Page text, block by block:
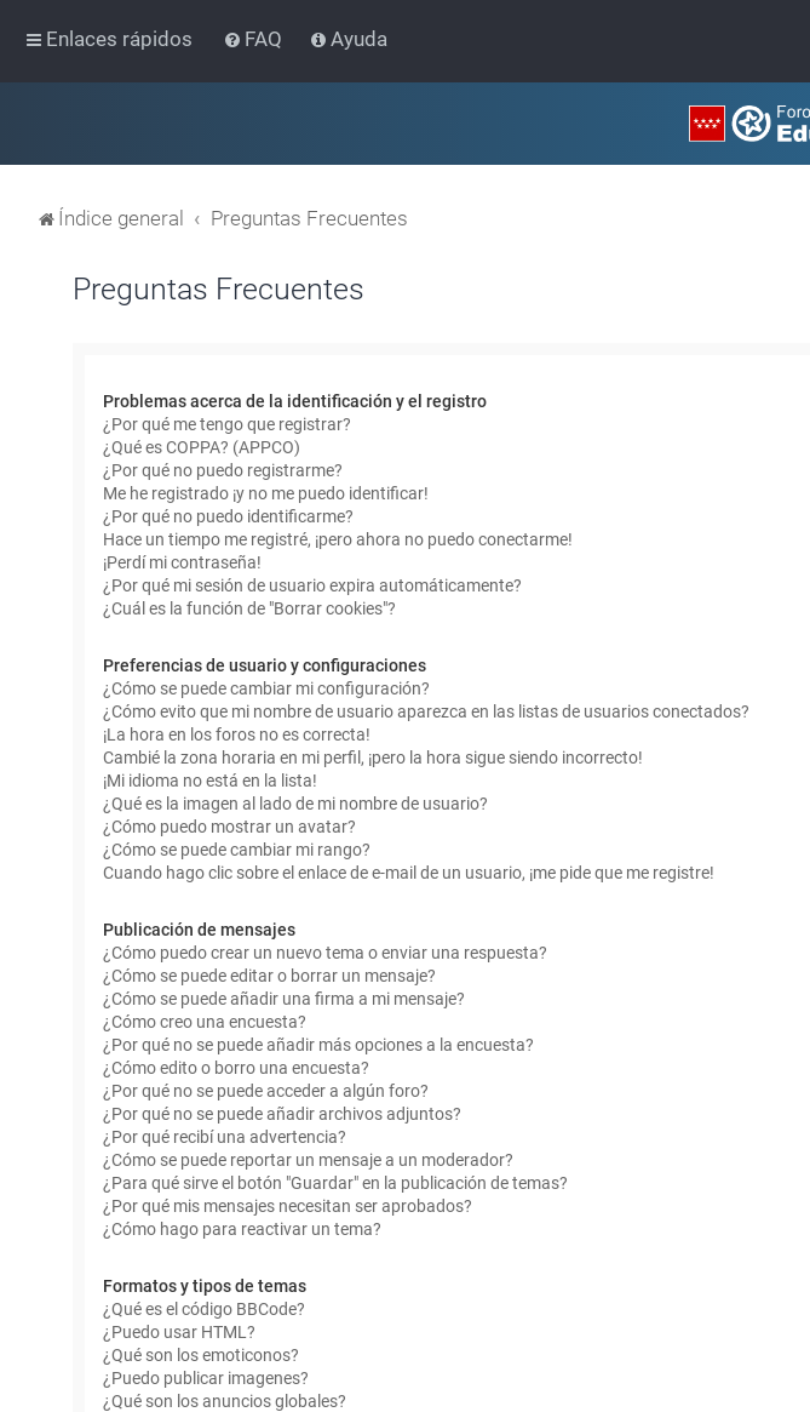
Enlaces rápidos FAQ Ayuda
Índice general Preguntas Frecuentes
Preguntas Frecuentes
Problemas acerca de la identificación y el registro
¿Por qué me tengo que registrar?
¿Qué es COPPA? (APPCO)
¿Por qué no puedo registrarme?
Me he registrado ¡y no me puedo identificar!
¿Por qué no puedo identificarme?
Hace un tiempo me registré, ¡pero ahora no puedo conectarme!
¡Perdí mi contraseña!
¿Por qué mi sesión de usuario expira automáticamente?
¿Cuál es la función de "Borrar cookies"?
Preferencias de usuario y configuraciones
¿Cómo se puede cambiar mi configuración?
¿Cómo evito que mi nombre de usuario aparezca en las listas de usuarios conectados?
¡La hora en los foros no es correcta!
Cambié la zona horaria en mi perfil, ¡pero la hora sigue siendo incorrecto!
¡Mi idioma no está en la lista!
¿Qué es la imagen al lado de mi nombre de usuario?
¿Cómo puedo mostrar un avatar?
¿Cómo se puede cambiar mi rango?
Cuando hago clic sobre el enlace de e-mail de un usuario, ¡me pide que me registre!
Publicación de mensajes
¿Cómo puedo crear un nuevo tema o enviar una respuesta?
¿Cómo se puede editar o borrar un mensaje?
¿Cómo se puede añadir una firma a mi mensaje?
¿Cómo creo una encuesta?
¿Por qué no se puede añadir más opciones a la encuesta?
¿Cómo edito o borro una encuesta?
¿Por qué no se puede acceder a algún foro?
¿Por qué no se puede añadir archivos adjuntos?
¿Por qué recibí una advertencia?
¿Cómo se puede reportar un mensaje a un moderador?
¿Para qué sirve el botón "Guardar" en la publicación de temas?
¿Por qué mis mensajes necesitan ser aprobados?
¿Cómo hago para reactivar un tema?
Formatos y tipos de temas
¿Qué es el código BBCode?
¿Puedo usar HTML?
¿Qué son los emoticonos?
¿Puedo publicar imagenes?
¿Qué son los anuncios globales?